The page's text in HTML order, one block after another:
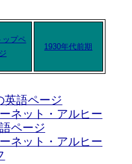
ップペ
1930年代前期
英語ページ
ネット・アルヒー
ページ
ネット・アルヒー